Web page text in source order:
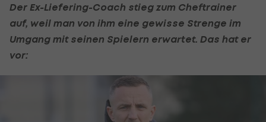
Der Ex-Liefering-Coach stieg zum Cheftrainer
auf, weil man von ihm eine gewisse Strenge im
Umgang mit seinen Spielern erwartet. Das hat er
vor: